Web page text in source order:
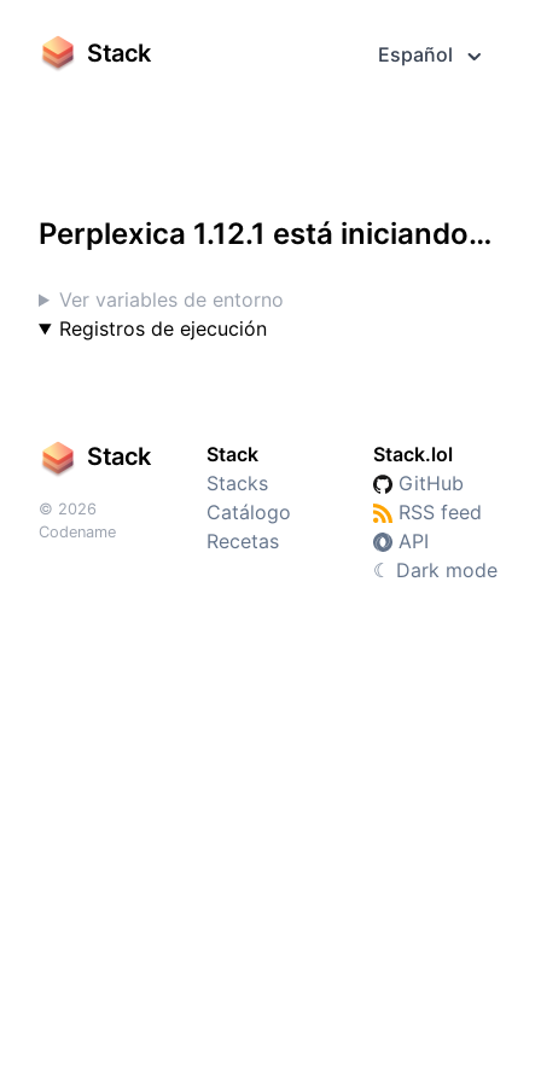
Stack Español
Perplexica 1.12.1 está iniciando…
Ver variables de entorno
Registros de ejecución
Stack
© 2026
Codename
Stack
Stacks
Catálogo
Recetas
Stack.lol
GitHub
RSS feed
API
☾ Dark mode